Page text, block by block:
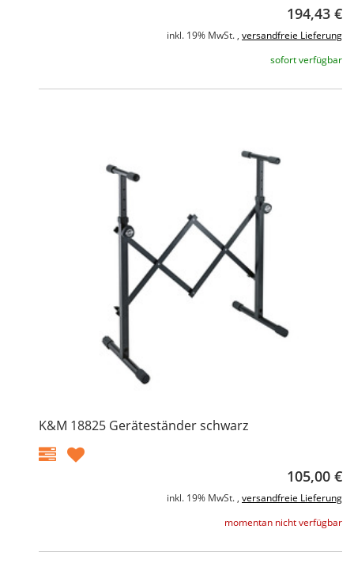
194,43 €
inkl. 19% MwSt. , versandfreie Lieferung
sofort verfügbar
K&M 18825 Geräteständer schwarz
105,00 €
inkl. 19% MwSt. , versandfreie Lieferung
momentan nicht verfügbar